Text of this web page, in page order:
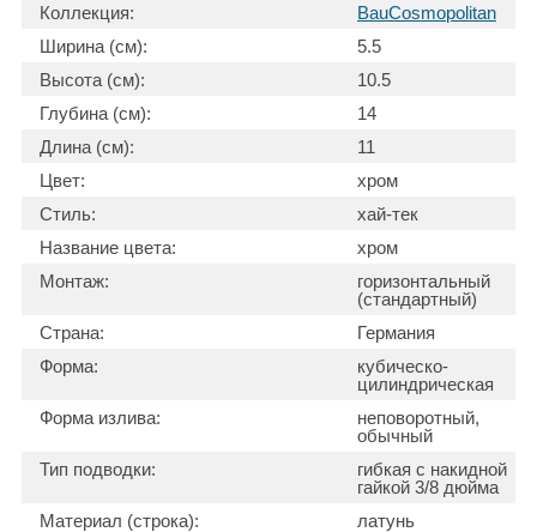
Коллекция:
BauCosmopolitan
Ширина (см):
5.5
Высота (см):
10.5
Глубина (см):
14
Длина (см):
11
Цвет:
хром
Стиль:
хай-тек
Название цвета:
хром
Монтаж:
горизонтальный
(стандартный)
Страна:
Германия
Форма:
кубическо-
цилиндрическая
Форма излива:
неповоротный,
обычный
Тип подводки:
гибкая с накидной
гайкой 3/8 дюйма
Материал (строка):
латунь